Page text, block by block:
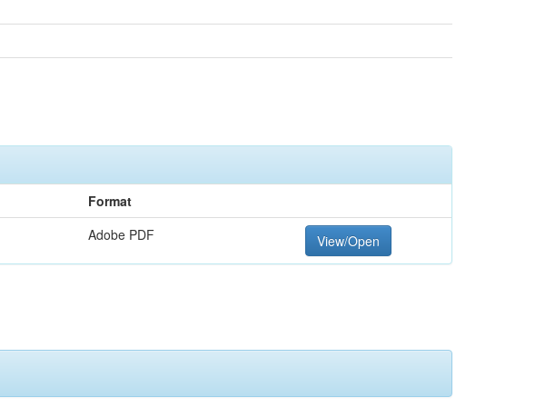
Format
Adobe PDF View/Open